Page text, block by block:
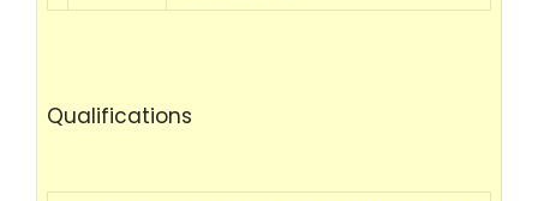
Qualifications